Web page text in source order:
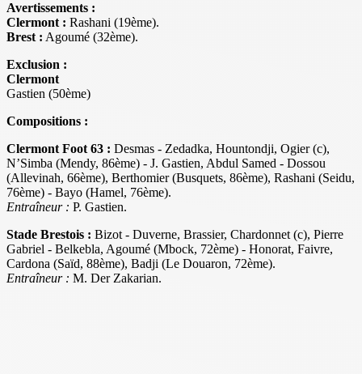
Avertissements :
Clermont : Rashani (19ème).
Brest : Agoumé (32ème).
Exclusion :
Clermont
Gastien (50ème)
Compositions :
Clermont Foot 63 : Desmas - Zedadka, Hountondji, Ogier (c),
N’Simba (Mendy, 86ème) - J. Gastien, Abdul Samed - Dossou
(Allevinah, 66ème), Berthomier (Busquets, 86ème), Rashani (Seidu,
76ème) - Bayo (Hamel, 76ème).
Entraîneur : P. Gastien.
Stade Brestois : Bizot - Duverne, Brassier, Chardonnet (c), Pierre
Gabriel - Belkebla, Agoumé (Mbock, 72ème) - Honorat, Faivre,
Cardona (Saïd, 88ème), Badji (Le Douaron, 72ème).
Entraîneur : M. Der Zakarian.